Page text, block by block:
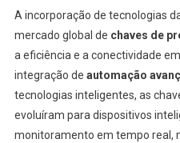
A incorporação de tecnologias
mercado global de chaves de
a eficiência e a conectividade
integração de automação
tecnologias inteligentes, as
evoluíram para dispositivos
monitoramento em tempo real,